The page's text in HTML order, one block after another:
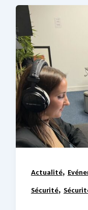
Actualité,
Sécurité,